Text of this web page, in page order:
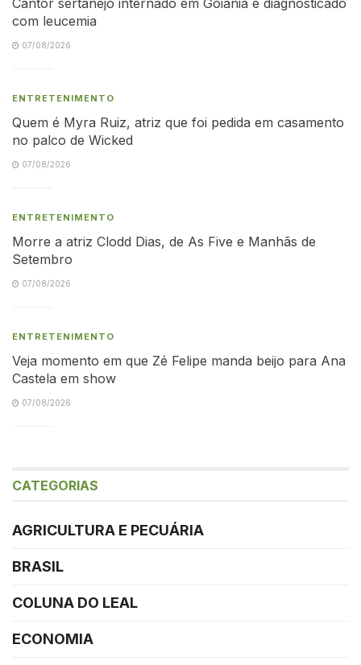
com leucemia
07/08/2026
ENTRETENIMENTO
Quem é Myra Ruiz, atriz que foi pedida em casamento
no palco de Wicked
07/08/2026
ENTRETENIMENTO
Morre a atriz Clodd Dias, de As Five e Manhãs de
Setembro
07/08/2026
ENTRETENIMENTO
Veja momento em que Zé Felipe manda beijo para Ana
Castela em show
07/08/2026
CATEGORIAS
AGRICULTURA E PECUÁRIA
BRASIL
COLUNA DO LEAL
ECONOMIA